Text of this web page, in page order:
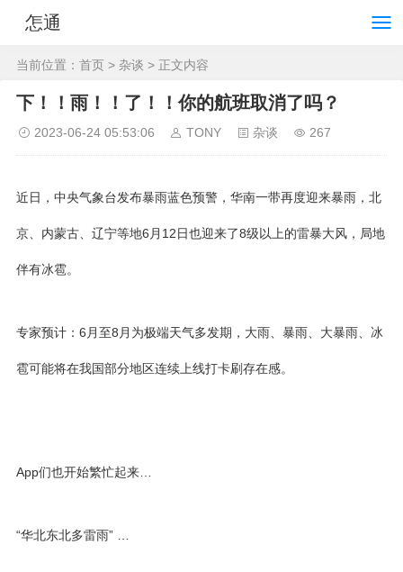
怎通
当前位置： 首页 > 杂谈 > 正文内容
下！！雨！！了！！你的航班取消了吗？
2023-06-24 05:53:06 TONY 杂谈 267
近日，中央气象台发布暴雨蓝色预警，华南一带再度迎来暴雨，北
京、内蒙古、辽宁等地6月12日也迎来了8级以上的雷暴大风，局地
伴有冰雹。
专家预计：6月至8月为极端天气多发期，大雨、暴雨、大暴雨、冰
雹可能将在我国部分地区连续上线打卡刷存在感。
App们也开始繁忙起来…
​“华北东北多雷雨” …